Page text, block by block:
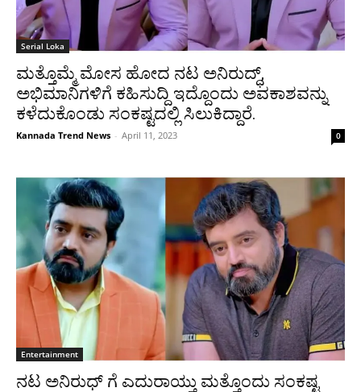
Serial Loka
ಮತ್ತೊಮ್ಮೆ ಮೋಸ ಹೋದ ನಟ ಅನಿರುದ್ಧ್,
ಅಭಿಮಾನಿಗಳಿಗೆ ಕಹಿಸುದ್ದಿ ಇದ್ದೊಂದು ಅವಕಾಶವನ್ನು
ಕಳೆದುಕೊಂಡು ಸಂಕಷ್ಟದಲ್ಲಿ ಸಿಲುಕಿದ್ದಾರೆ.
Kannada Trend News - April 11, 2023 0
Entertainment
ನಟ ಅನಿರುಧ್ ಗೆ ಎದುರಾಯ್ತು ಮತ್ತೊಂದು ಸಂಕಷ್ಟ